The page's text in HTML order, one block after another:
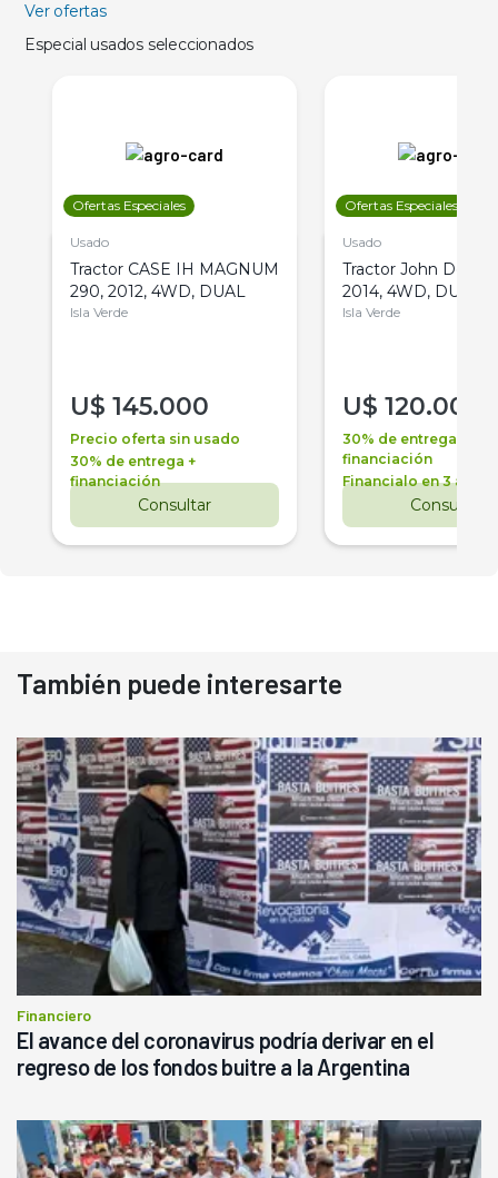
Ver ofertas
Especial usados seleccionados
Ofertas Especiales
Usado
Tractor CASE IH MAGNUM
290, 2012, 4WD, DUAL
Isla Verde
U$ 145.000
Precio oferta sin usado
30% de entrega +
financiación
Consultar
Ofertas Especiales
Usado
Tractor John Deere
2014, 4WD, DUAL
Isla Verde
U$ 120.000
30% de entrega +
financiación
Financialo en 3 años
Consultar
También puede interesarte
Financiero
El avance del coronavirus podría derivar en el
regreso de los fondos buitre a la Argentina